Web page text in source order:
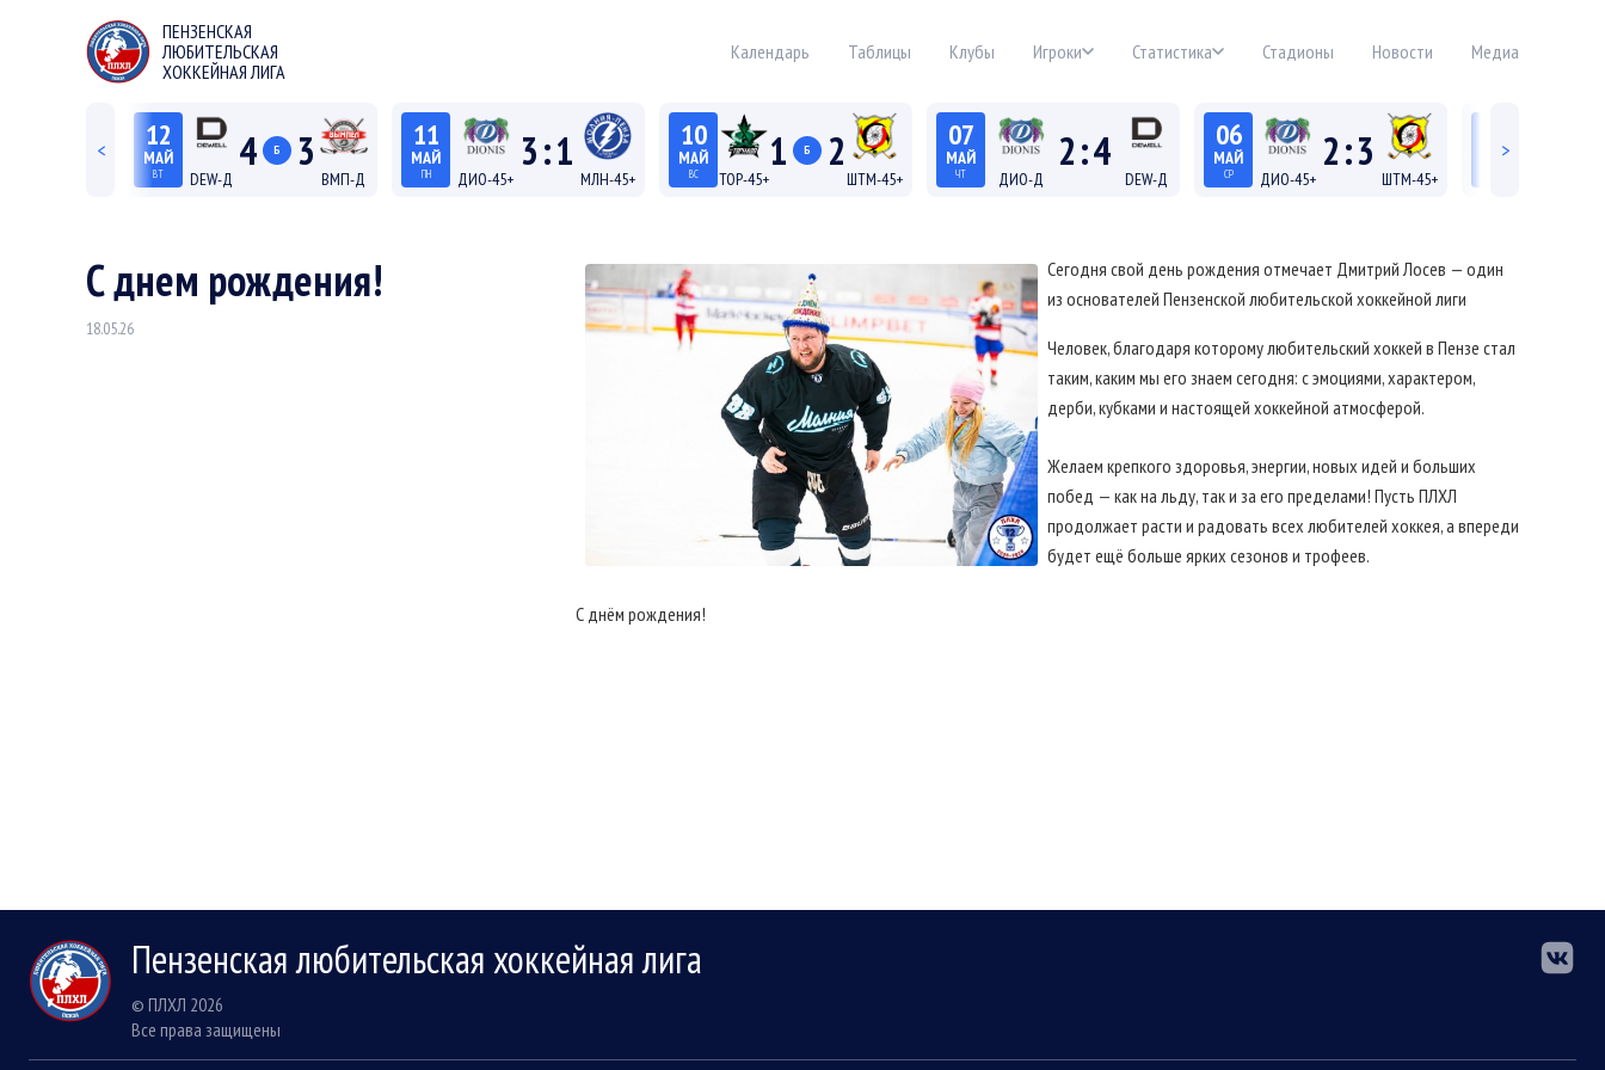
ПЕНЗЕНСКАЯ
ЛЮБИТЕЛЬСКАЯ
ХОККЕЙНАЯ ЛИГА
Календарь Таблицы Клубы Игроки Статистика Стадионы Новости Медиа
< >
12
МАЙ
ВТ DEW-Д
4 Б 3
ВМП-Д
11
МАЙ
ПН ДИО-45+
3:1
МЛН-45+
10
МАЙ
ВС ТОР-45+
1 Б 2
ШТМ-45+
07
МАЙ
ЧТ ДИО-Д
2:4
DEW-Д
06
МАЙ
СР ДИО-45+
2:3
ШТМ-45+
МАЙ
С днем рождения!
18.05.26
Сегодня свой день рождения отмечает Дмитрий Лосев — один
из основателей Пензенской любительской хоккейной лиги
Человек, благодаря которому любительский хоккей в Пензе стал
таким, каким мы его знаем сегодня: с эмоциями, характером,
дерби, кубками и настоящей хоккейной атмосферой.
Желаем крепкого здоровья, энергии, новых идей и больших
побед — как на льду, так и за его пределами! Пусть ПЛХЛ
продолжает расти и радовать всех любителей хоккея, а впереди
будет ещё больше ярких сезонов и трофеев.
С днём рождения!
Пензенская любительская хоккейная лига
© ПЛХЛ 2026
Все права защищены